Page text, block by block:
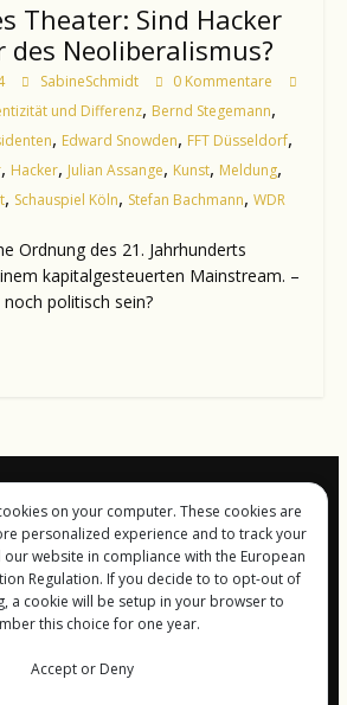
Theater: Sind Hacker
des Neoliberalismus?
SabineSchmidt
0 Kommentare
und Differenz, Bernd Stegemann,
, Edward Snowden, FFT Düsseldorf,
, Hacker, Julian Assange, Kunst, Meldung,
, Schauspiel Köln, Stefan Bachmann, WDR
Ordnung des 21. Jahrhunderts
kapitalgesteuerten Mainstream. –
politisch sein?
Impressum und
Datenschutz
Magzine. Alle Rechte vorbehalten.
on your computer. These cookies are
personalized experience and to track your
website in compliance with the European
Regulation. If you decide to to opt-out of
a cookie will be setup in your browser to
this choice for one year.
Accept or Deny